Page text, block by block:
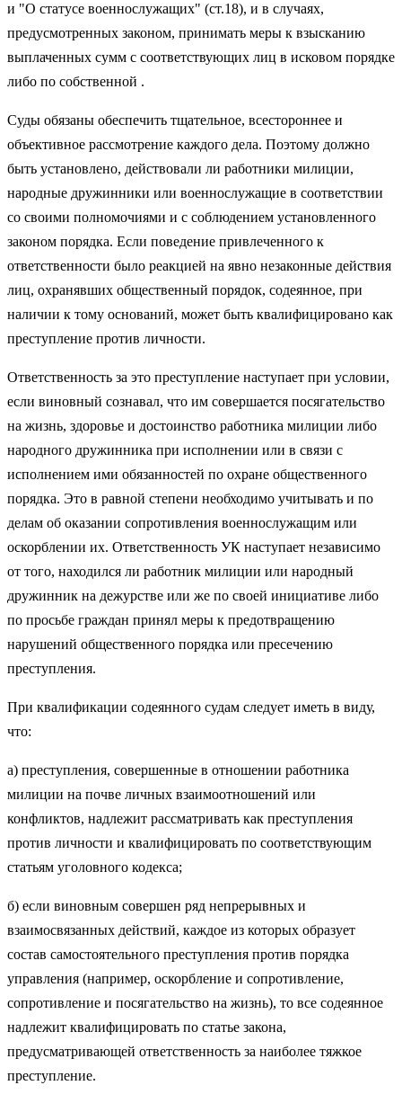
и "О статусе военнослужащих" (ст.18), и в случаях,
предусмотренных законом, принимать меры к взысканию
выплаченных сумм с соответствующих лиц в исковом порядке
либо по собственной .
Суды обязаны обеспечить тщательное, всестороннее и
объективное рассмотрение каждого дела. Поэтому должно
быть установлено, действовали ли работники милиции,
народные дружинники или военнослужащие в соответствии
со своими полномочиями и с соблюдением установленного
законом порядка. Если поведение привлеченного к
ответственности было реакцией на явно незаконные действия
лиц, охранявших общественный порядок, содеянное, при
наличии к тому оснований, может быть квалифицировано как
преступление против личности.
Ответственность за это преступление наступает при условии,
если виновный сознавал, что им совершается посягательство
на жизнь, здоровье и достоинство работника милиции либо
народного дружинника при исполнении или в связи с
исполнением ими обязанностей по охране общественного
порядка. Это в равной степени необходимо учитывать и по
делам об оказании сопротивления военнослужащим или
оскорблении их. Ответственность УК наступает независимо
от того, находился ли работник милиции или народный
дружинник на дежурстве или же по своей инициативе либо
по просьбе граждан принял меры к предотвращению
нарушений общественного порядка или пресечению
преступления.
При квалификации содеянного судам следует иметь в виду,
что:
а) преступления, совершенные в отношении работника
милиции на почве личных взаимоотношений или
конфликтов, надлежит рассматривать как преступления
против личности и квалифицировать по соответствующим
статьям уголовного кодекса;
б) если виновным совершен ряд непрерывных и
взаимосвязанных действий, каждое из которых образует
состав самостоятельного преступления против порядка
управления (например, оскорбление и сопротивление,
сопротивление и посягательство на жизнь), то все содеянное
надлежит квалифицировать по статье закона,
предусматривающей ответственность за наиболее тяжкое
преступление.